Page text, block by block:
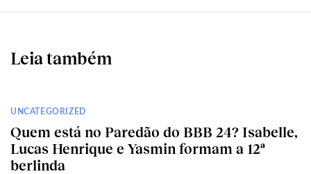
Leia também
UNCATEGORIZED
Quem está no Paredão do BBB 24? Isabelle,
Lucas Henrique e Yasmin formam a 12ª
berlinda